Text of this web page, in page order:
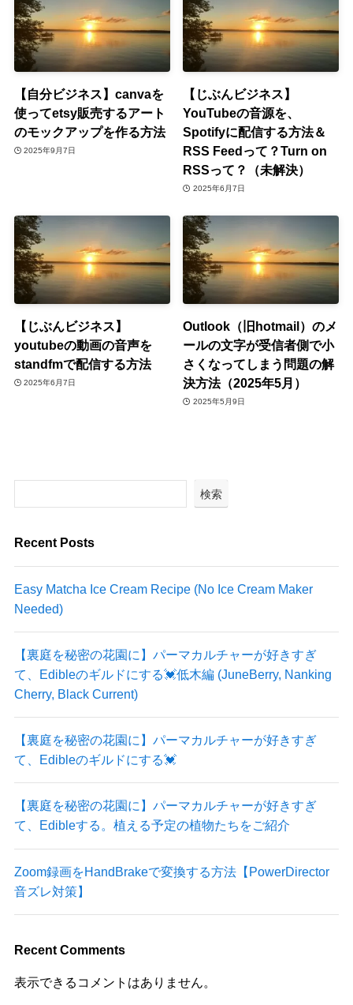
【自分ビジネス】canvaを
使ってetsy販売するアート
のモックアップを作る方法
2025年9月7日
【じぶんビジネス】
YouTubeの音源を、
Spotifyに配信する方法＆
RSS Feedって？Turn on
RSSって？（未解決）
2025年6月7日
【じぶんビジネス】
youtubeの動画の音声を
standfmで配信する方法
2025年6月7日
Outlook（旧hotmail）のメ
ールの文字が受信者側で小
さくなってしまう問題の解
決方法（2025年5月）
2025年5月9日
検索
Recent Posts
Easy Matcha Ice Cream Recipe (No Ice Cream Maker
Needed)
【裏庭を秘密の花園に】パーマカルチャーが好きすぎ
て、Edibleのギルドにする💓低木編 (JuneBerry, Nanking
Cherry, Black Current)
【裏庭を秘密の花園に】パーマカルチャーが好きすぎ
て、Edibleのギルドにする💓
【裏庭を秘密の花園に】パーマカルチャーが好きすぎ
て、Edibleする。植える予定の植物たちをご紹介
Zoom録画をHandBrakeで変換する方法【PowerDirector
音ズレ対策】
Recent Comments
表示できるコメントはありません。